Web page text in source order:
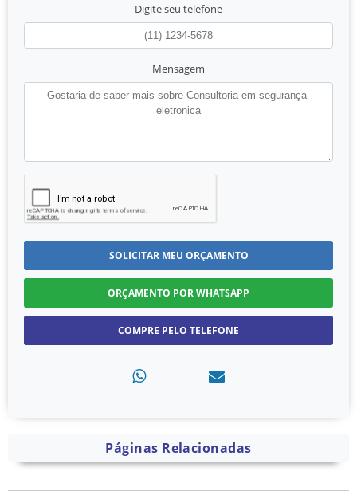
Digite seu telefone
Mensagem
SOLICITAR MEU ORÇAMENTO
ORÇAMENTO POR WHATSAPP
COMPRE PELO TELEFONE
Páginas Relacionadas